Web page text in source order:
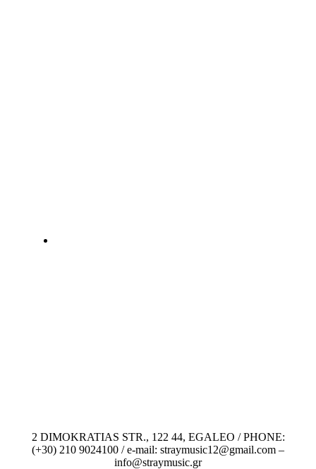
2 DIMOKRATIAS STR., 122 44, EGALEO / PHONE:
(+30) 210 9024100 / e-mail: straymusic12@gmail.com –
info@straymusic.gr